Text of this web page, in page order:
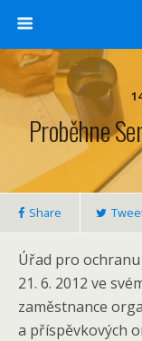
Proběhne
Share
Úřad pro
21. 6. 2012 ve
zaměstnance
a příspěvkových